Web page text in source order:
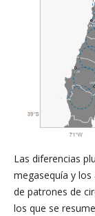
Las diferencias
megasequía y
de patrones de
los que se